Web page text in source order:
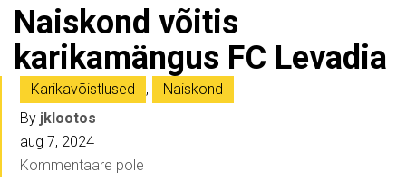
Naiskond võitis
karikamängus FC Levadia
Karikavõistlused ,
Naiskond
By jklootos
aug 7, 2024
Kommentaare pole